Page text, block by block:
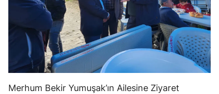
Merhum Bekir Yumuşak’ın Ailesine Ziyaret